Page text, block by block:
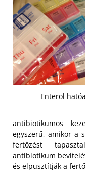
Enterol
antibiotikumos
egyszerű, amikor a
fertőzést
antibiotikum
és elpusztítják a